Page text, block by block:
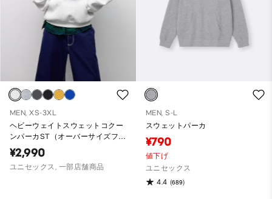
MEN, XS-3XL
ヘビーウェイトスウェットコクー
ンパーカST（オーバーサイズフィ
ット）
¥2,990
ユニセックス, 一部店舗商品
MEN, S-L
スウェットパーカ
¥790
値下げ
ユニセックス
4.4 (689)